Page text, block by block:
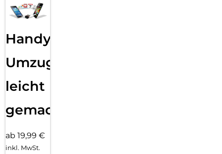
Handy
Umzug
leicht
gemacht!
ab 19,99 €
inkl. MwSt.